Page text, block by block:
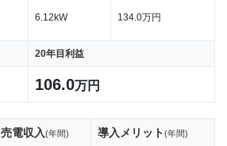
6.12kW 134.0万円
20年目利益
106.0万円
売電収入(年間) 導入メリット(年間)